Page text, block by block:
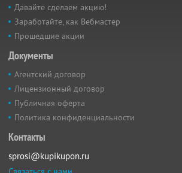
Давайте сделаем акцию!
Заработайте, как Вебмастер
Прошедшие акции
Документы
Агентский договор
Лицензионный договор
Публичная оферта
Политика конфиденциальности
Контакты
sprosi@kupikupon.ru